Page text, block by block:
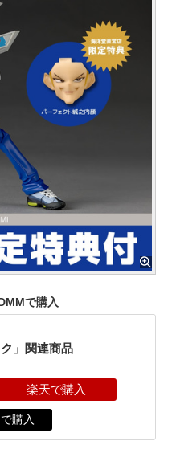
で購入
ク」関連商品
楽天で購入
購入